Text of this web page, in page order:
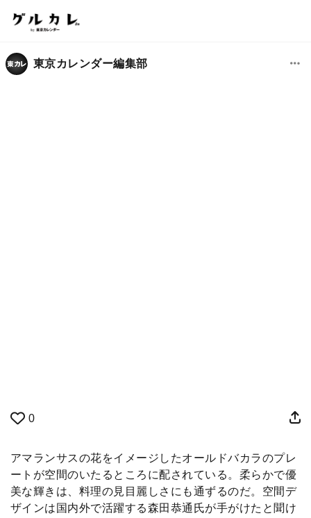
東京カレンダー編集部
0
アマランサスの花をイメージしたオールドバカラのプレ
ートが空間のいたるところに配されている。柔らかで優
美な輝きは、料理の見目麗しさにも通ずるのだ。空間デ
ザインは国内外で活躍する森田恭通氏が手がけたと聞け